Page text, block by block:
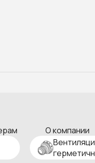
О компании